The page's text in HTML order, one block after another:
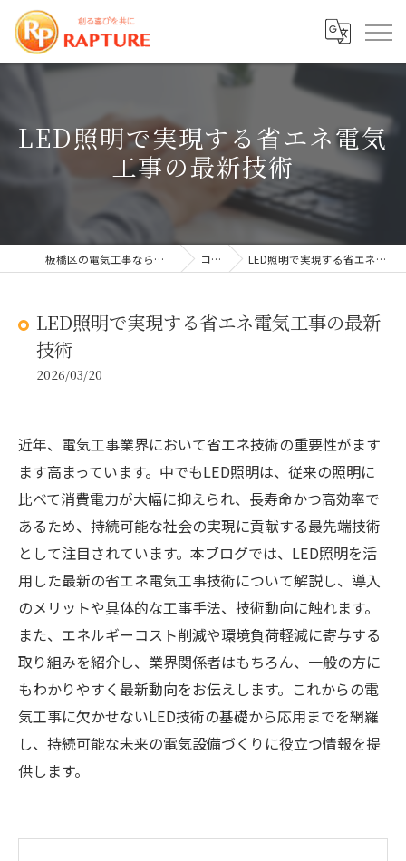
LED照明で実現する省エネ電気
工事の最新技術
板橋区の電気工事なら株式会社ラプチャー コラム LED照明で実現する省エネ電気工事の最新技術
LED照明で実現する省エネ電気工事の最新
技術
2026/03/20
近年、電気工事業界において省エネ技術の重要性がます
ます高まっています。中でもLED照明は、従来の照明に
比べて消費電力が大幅に抑えられ、長寿命かつ高効率で
あるため、持続可能な社会の実現に貢献する最先端技術
として注目されています。本ブログでは、LED照明を活
用した最新の省エネ電気工事技術について解説し、導入
のメリットや具体的な工事手法、技術動向に触れます。
また、エネルギーコスト削減や環境負荷軽減に寄与する
取り組みを紹介し、業界関係者はもちろん、一般の方に
もわかりやすく最新動向をお伝えします。これからの電
気工事に欠かせないLED技術の基礎から応用までを網羅
し、持続可能な未来の電気設備づくりに役立つ情報を提
供します。